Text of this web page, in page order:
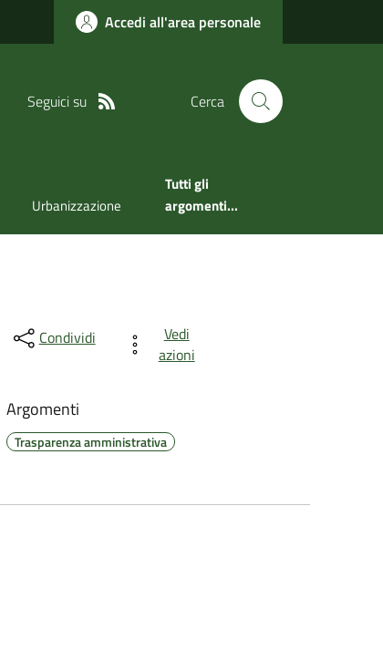
Accedi all'area personale
Seguici su Cerca
Urbanizzazione
Tutti gli
argomenti...
Condividi
Vedi
azioni
Argomenti
Trasparenza amministrativa